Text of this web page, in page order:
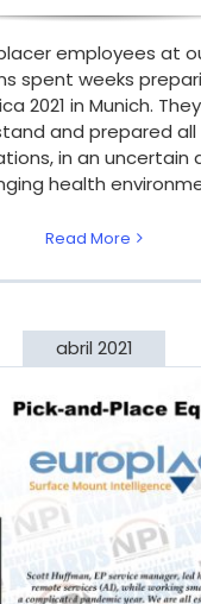
employees at
spent weeks
2021 in Munich.
and prepared
in an uncertain
health
Read More
abril 2021